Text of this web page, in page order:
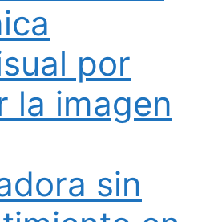
por
la imagen
sin